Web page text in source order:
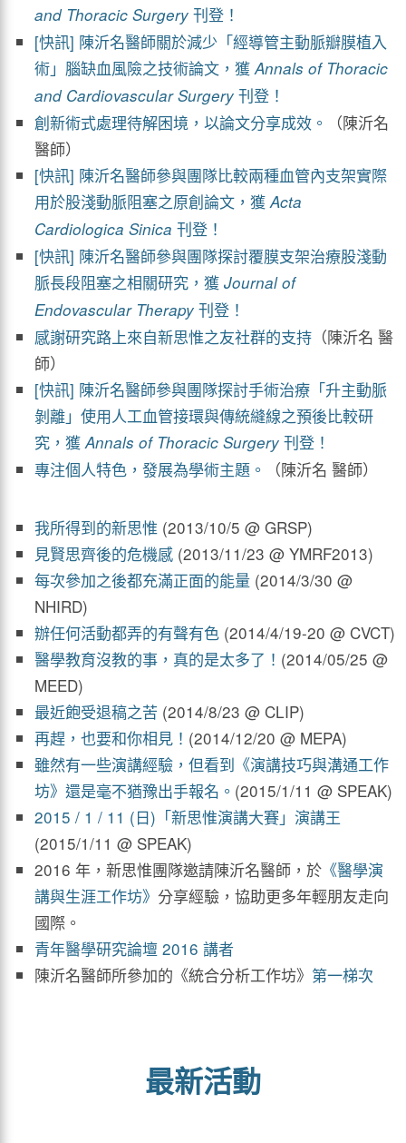
and Thoracic Surgery 刊登！
[快訊] 陳沂名醫師關於減少「經導管主動脈瓣膜植入
術」腦缺血風險之技術論文，獲Annals of Thoracic
and Cardiovascular Surgery刊登！
創新術式處理待解困境，以論文分享成效。
（陳沂名
醫師）
[快訊] 陳沂名醫師參與團隊比較兩種血管內支架實際
用於股淺動脈阻塞之原創論文，獲Acta
Cardiologica Sinica 刊登！
[快訊] 陳沂名醫師參與團隊探討覆膜支架治療股淺動
脈長段阻塞之相關研究，獲 Journal of
Endovascular Therapy刊登！
感謝研究路上來自新思惟之友社群的支持（陳沂名 醫
師）
[快訊] 陳沂名醫師參與團隊探討手術治療「升主動脈
剝離」使用人工血管接環與傳統縫線之預後比較研
究，獲Annals of Thoracic Surgery刊登！
專注個人特色，發展為學術主題。
（陳沂名 醫師）
我所得到的新思惟(2013/10/5 @ GRSP)
見賢思齊後的危機感(2013/11/23 @ YMRF2013)
每次參加之後都充滿正面的能量(2014/3/30 @
NHIRD)
辦任何活動都弄的有聲有色(2014/4/19-20 @ CVCT)
醫學教育沒教的事，真的是太多了！ (2014/05/25 @
MEED)
最近飽受退稿之苦 (2014/8/23 @ CLIP)
再趕，也要和你相見！ (2014/12/20 @ MEPA)
雖然有一些演講經驗，但看到《演講技巧與溝通工作
坊》還是毫不猶豫出手報名。 (2015/1/11 @ SPEAK)
2015 / 1 / 11 (日)「新思惟演講大賽」演講王
(2015/1/11 @ SPEAK)
2016 年，新思惟團隊邀請陳沂名醫師，於《醫學演
講與生涯工作坊》 分享經驗，協助更多年輕朋友走向
國際。
青年醫學研究論壇 2016 講者
陳沂名醫師所參加的《統合分析工作坊》 第一梯次
最新活動